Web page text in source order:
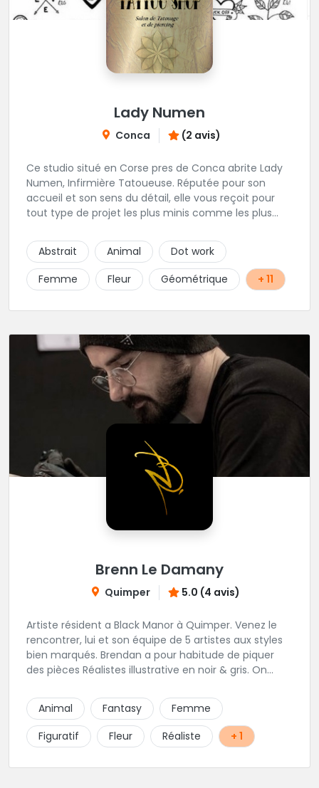
Lady Numen
Conca (2 avis)
Ce studio situé en Corse pres de Conca abrite Lady
Numen, Infirmière Tatoueuse. Réputée pour son
accueil et son sens du détail, elle vous reçoit pour
tout type de projet les plus minis comme les plus
Abstrait
Animal
Dot work
Femme
Fleur Géométrique + 11
Brenn Le Damany
Quimper 5.0 (4 avis)
Artiste résident a Black Manor à Quimper. Venez le
rencontrer, lui et son équipe de 5 artistes aux styles
bien marqués. Brendan a pour habitude de piquer
des pièces Réalistes illustrative en noir & gris. On
de votre projet avec lui.
Animal Fantasy
Femme
Figuratif
Fleur Réaliste + 1